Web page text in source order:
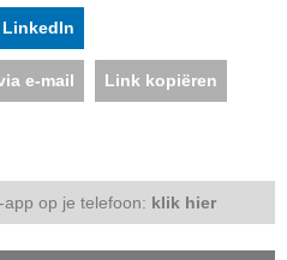
e-mail Link kopiëren
op je telefoon: klik hier